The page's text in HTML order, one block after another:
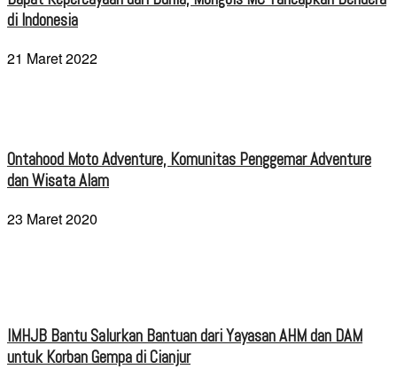
di Indonesia
21 Maret 2022
Ontahood Moto Adventure, Komunitas Penggemar Adventure
dan Wisata Alam
23 Maret 2020
IMHJB Bantu Salurkan Bantuan dari Yayasan AHM dan DAM
untuk Korban Gempa di Cianjur